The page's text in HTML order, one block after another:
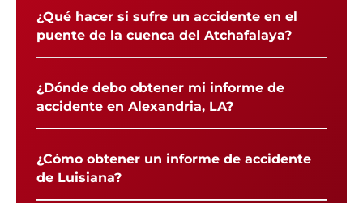
¿Qué hacer si sufre un accidente en el
puente de la cuenca del Atchafalaya?
¿Dónde debo obtener mi informe de
accidente en Alexandria, LA?
¿Cómo obtener un informe de accidente
de Luisiana?